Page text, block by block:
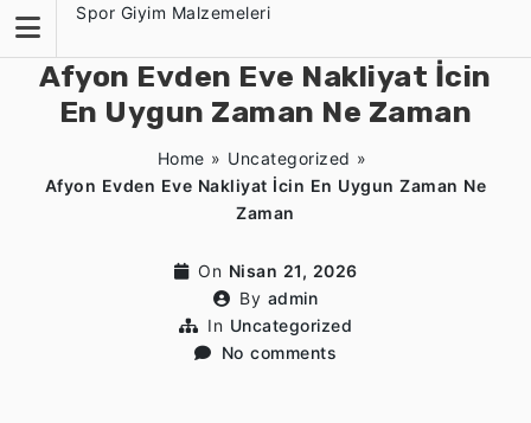
content
Spor Giyim Malzemeleri
Afyon Evden Eve Nakliyat İcin
En Uygun Zaman Ne Zaman
Home » Uncategorized »
Afyon Evden Eve Nakliyat İcin En Uygun Zaman Ne
Zaman
On Nisan 21, 2026
By admin
In Uncategorized
No comments